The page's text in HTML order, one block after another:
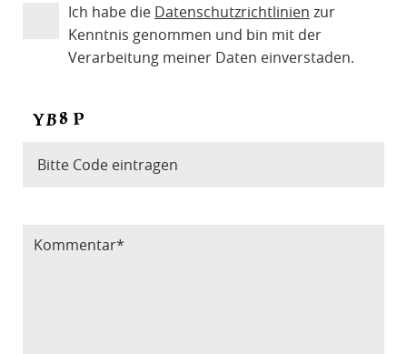
Ich habe die Datenschutzrichtlinien zur
Kenntnis genommen und bin mit der
Verarbeitung meiner Daten einverstaden.